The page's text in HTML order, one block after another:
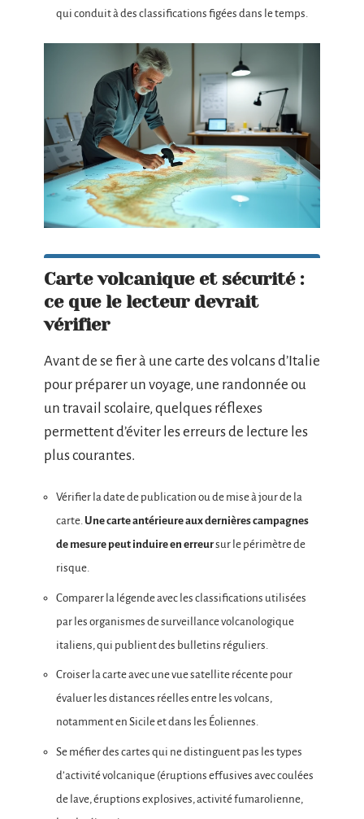
qui conduit à des classifications figées dans le temps.
Carte volcanique et sécurité :
ce que le lecteur devrait
vérifier
Avant de se fier à une carte des volcans d’Italie
pour préparer un voyage, une randonnée ou
un travail scolaire, quelques réflexes
permettent d’éviter les erreurs de lecture les
plus courantes.
Vérifier la date de publication ou de mise à jour de la
carte. Une carte antérieure aux dernières campagnes
de mesure peut induire en erreursur le périmètre de
risque.
Comparer la légende avec les classifications utilisées
par les organismes de surveillance volcanologique
italiens, qui publient des bulletins réguliers.
Croiser la carte avec une vue satellite récente pour
évaluer les distances réelles entre les volcans,
notamment en Sicile et dans les Éoliennes.
Se méfier des cartes qui ne distinguent pas les types
d’activité volcanique (éruptions effusives avec coulées
de lave, éruptions explosives, activité fumarolienne,